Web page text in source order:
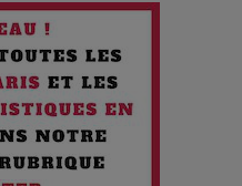
: une plongée dans un
célèbre ses 30